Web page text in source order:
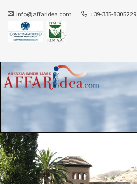
info@affaridea.com +39-335-8305229